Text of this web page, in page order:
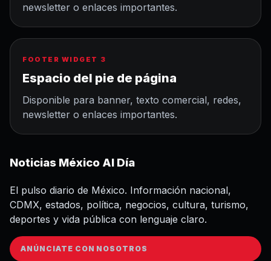
newsletter o enlaces importantes.
FOOTER WIDGET 3
Espacio del pie de página
Disponible para banner, texto comercial, redes,
newsletter o enlaces importantes.
Noticias México Al Día
El pulso diario de México. Información nacional,
CDMX, estados, política, negocios, cultura, turismo,
deportes y vida pública con lenguaje claro.
ANÚNCIATE CON NOSOTROS